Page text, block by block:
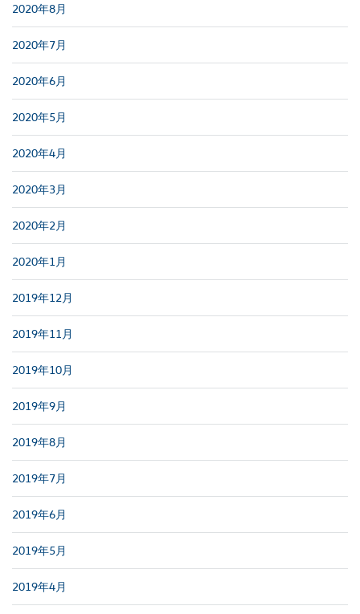
2020年8月
2020年7月
2020年6月
2020年5月
2020年4月
2020年3月
2020年2月
2020年1月
2019年12月
2019年11月
2019年10月
2019年9月
2019年8月
2019年7月
2019年6月
2019年5月
2019年4月